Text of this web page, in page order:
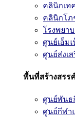
คลินิกเท
คลินิกโภ
โรงพยา
ศูนย์เอ็ม
ศูนย์ส่งเ
พื้นที่สร้างสรรค์
ศูนย์พันธ
ศูนย์กีฬา